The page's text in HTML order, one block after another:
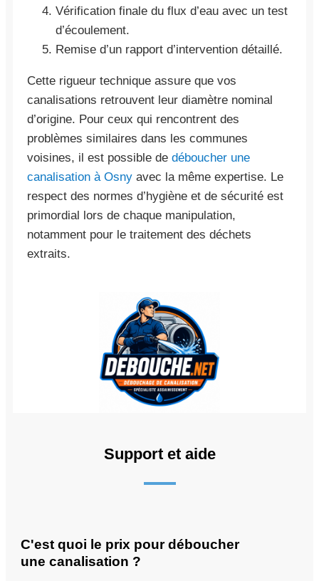
Vérification finale du flux d’eau avec un test
d’écoulement.
Remise d’un rapport d’intervention détaillé.
Cette rigueur technique assure que vos
canalisations retrouvent leur diamètre nominal
d’origine. Pour ceux qui rencontrent des
problèmes similaires dans les communes
voisines, il est possible de déboucher une
canalisation à Osny avec la même expertise. Le
respect des normes d’hygiène et de sécurité est
primordial lors de chaque manipulation,
notamment pour le traitement des déchets
extraits.
Support et aide
C'est quoi le prix pour déboucher
une canalisation ?